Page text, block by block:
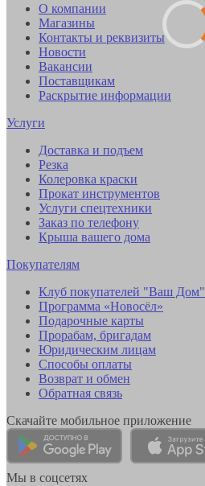
О компании
Магазины
Контакты и реквизиты
Новости
Вакансии
Поставщикам
Раскрытие информации
Услуги
Доставка и подъем
Резка
Колеровка краски
Прокат инструментов
Услуги спецтехники
Заказ по телефону
Крыша вашего дома
Покупателям
Клуб покупателей "Ваш Дом"
Программа «Новосёл»
Подарочные карты
Прорабам, бригадам
Юридическим лицам
Способы оплаты
Возврат и обмен
Обратная связь
Скачайте мобильное приложение
Мы в соцсетях